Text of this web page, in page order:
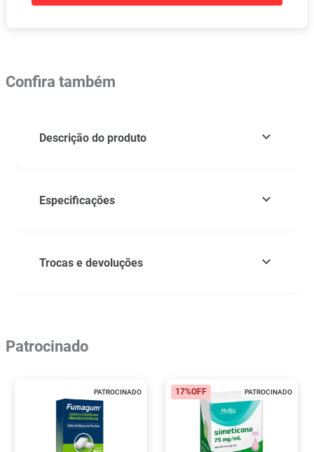
Confira também
Descrição do produto
Especificações
Trocas e devoluções
Patrocinado
PATROCINADO PATROCINADO
17%OFF